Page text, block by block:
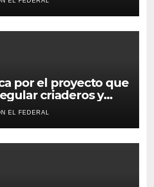
puntos
por el proyecto que
criaderos y
de perros y gatos:
excesos, mientras
reclaman
más duros
EL FEDERAL